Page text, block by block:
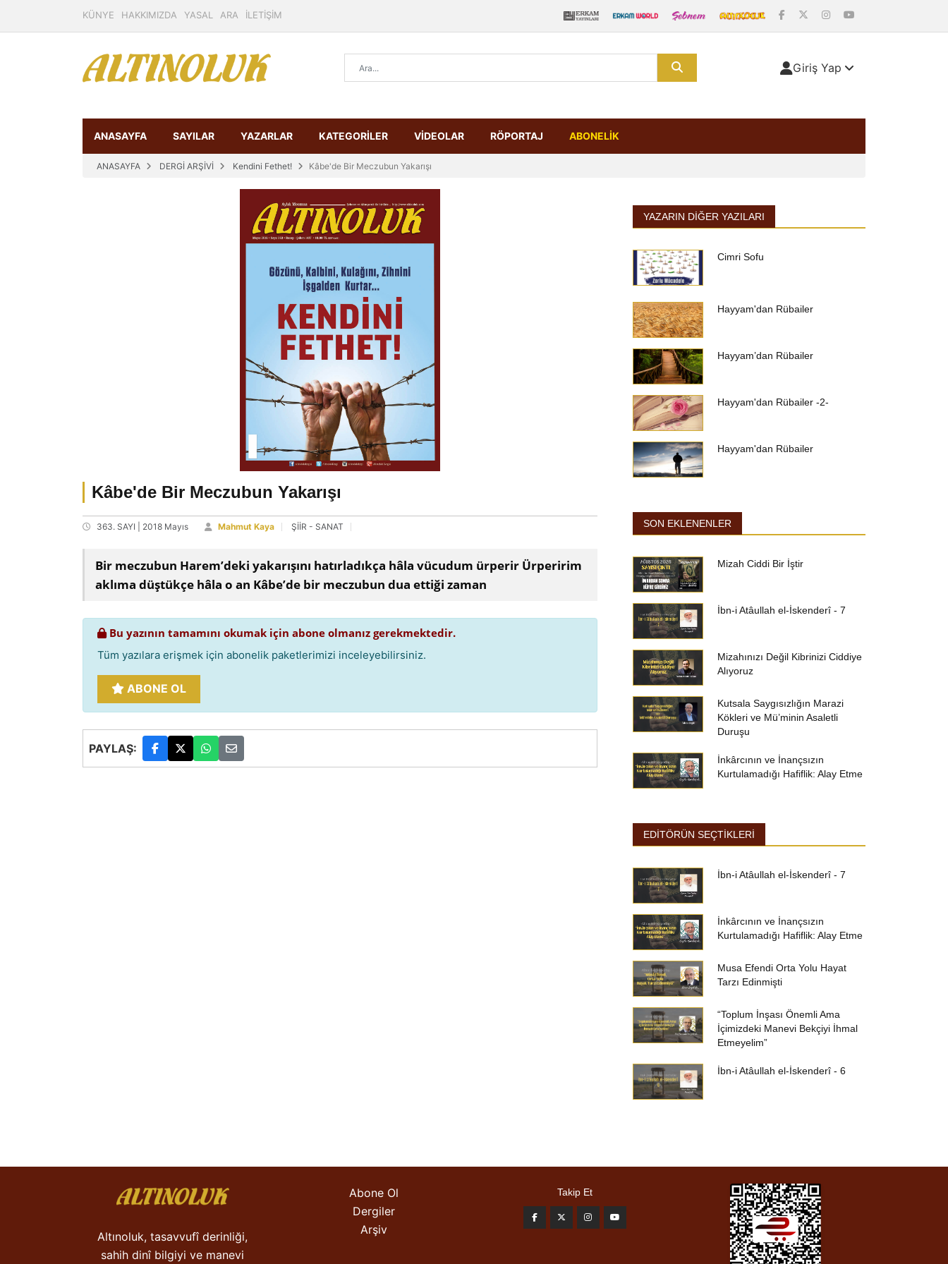
KÜNYE HAKKIMIZDA YASAL ARA İLETİŞİM
Giriş Yap
ANASAYFA SAYILAR YAZARLAR KATEGORİLER VİDEOLAR RÖPORTAJ ABONELİK
ANASAYFA DERGİ ARŞİVİ Kendini Fethet! Kâbe'de Bir Meczubun Yakarışı
Kâbe'de Bir Meczubun Yakarışı
363. SAYI | 2018 Mayıs Mahmut Kaya ŞİİR - SANAT
Bir meczubun Harem’deki yakarışını hatırladıkça hâla vücudum ürperir Ürperirim
aklıma düştükçe hâla o an Kâbe’de bir meczubun dua ettiği zaman
Bu yazının tamamını okumak için abone olmanız gerekmektedir.
Tüm yazılara erişmek için abonelik paketlerimizi inceleyebilirsiniz.
ABONE OL
PAYLAŞ:
YAZARIN DIĞER YAZILARI
Cimri Sofu
Hayyam'dan Rübailer
Hayyam’dan Rübailer
Hayyam'dan Rübailer -2-
Hayyam'dan Rübailer
SON EKLENENLER
Mizah Ciddi Bir İştir
İbn-i Atâullah el-İskenderî - 7
Mizahınızı Değil Kibrinizi Ciddiye
Alıyoruz
Kutsala Saygısızlığın Marazi
Kökleri ve Mü’minin Asaletli
Duruşu
İnkârcının ve İnançsızın
Kurtulamadığı Hafiflik: Alay Etme
EDİTÖRÜN SEÇTİKLERİ
İbn-i Atâullah el-İskenderî - 7
İnkârcının ve İnançsızın
Kurtulamadığı Hafiflik: Alay Etme
Musa Efendi Orta Yolu Hayat
Tarzı Edinmişti
“Toplum İnşası Önemli Ama
İçimizdeki Manevi Bekçiyi İhmal
Etmeyelim”
İbn-i Atâullah el-İskenderî - 6
Altınoluk, tasavvufî derinliği,
sahih dinî bilgiyi ve manevi
Abone Ol
Dergiler
Arşiv
Takip Et